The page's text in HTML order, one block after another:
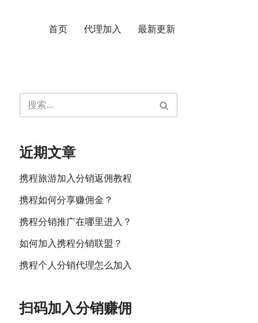
首页 代理加入 最新更新
近期文章
携程旅游加入分销返佣教程
携程如何分享赚佣金？
携程分销推广在哪里进入？
如何加入携程分销联盟？
携程个人分销代理怎么加入
扫码加入分销赚佣